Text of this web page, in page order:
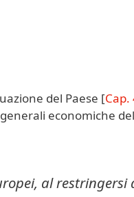
del Paese [Cap.
economiche
al restringersi